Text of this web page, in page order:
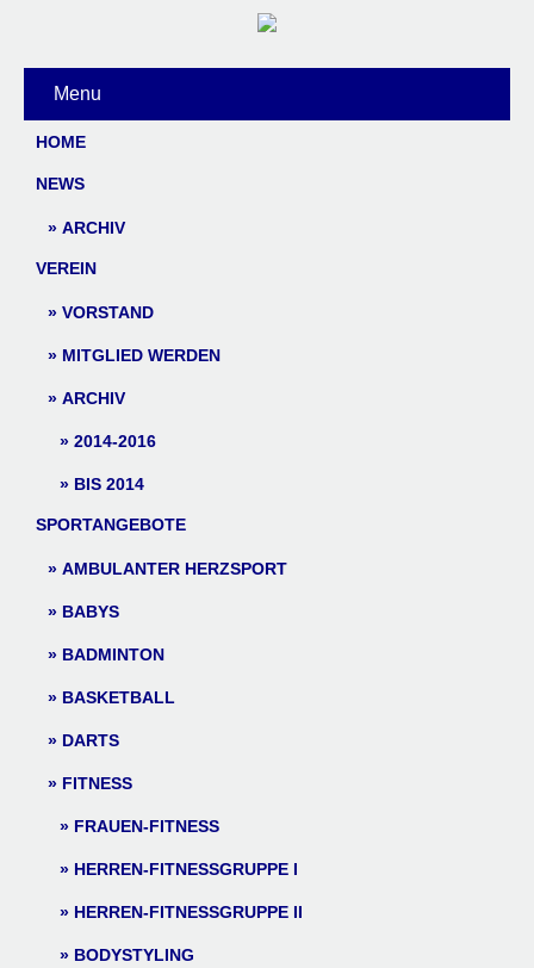
Menu
HOME
NEWS
ARCHIV
VEREIN
VORSTAND
MITGLIED WERDEN
ARCHIV
2014-2016
BIS 2014
SPORTANGEBOTE
AMBULANTER HERZSPORT
BABYS
BADMINTON
BASKETBALL
DARTS
FITNESS
FRAUEN-FITNESS
HERREN-FITNESSGRUPPE I
HERREN-FITNESSGRUPPE II
BODYSTYLING